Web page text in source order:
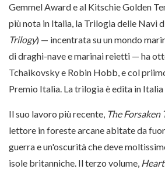
Gemmel Award e al Kitschie Golden
più nota in Italia, la Trilogia delle Navi
Trilogy) — incentrata su un mondo
di draghi-nave e marinai reietti — ha
Tchaikovsky e Robin Hobb, e col
Premio Italia. La trilogia è edita in Italia
Il suo lavoro più recente, The Forsaken
lettore in foreste arcane abitate da
guerra e un'oscurità che deve
isole britanniche. Il terzo volume,